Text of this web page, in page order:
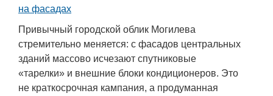
на фасадах
Привычный городской облик Могилева
стремительно меняется: с фасадов центральных
зданий массово исчезают спутниковые
«тарелки» и внешние блоки кондиционеров. Это
не краткосрочная кампания, а продуманная